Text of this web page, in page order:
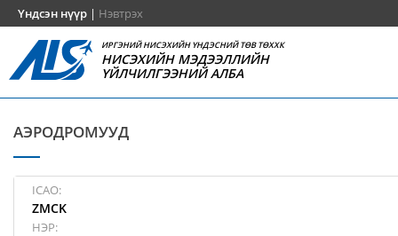
Үндсэн нүүр | Нэвтрэх
ИРГЭНИЙ НИСЭХИЙН ҮНДЭСНИЙ ТӨВ ТӨХХК
НИСЭХИЙН МЭДЭЭЛЛИЙН
ҮЙЛЧИЛГЭЭНИЙ АЛБА
АЭРОДРОМУУД
ICAO:
ZMCK
НЭР: